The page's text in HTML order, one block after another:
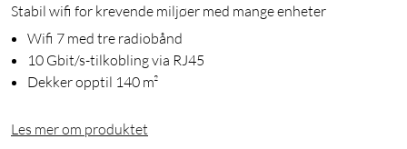
Stabil wifi for krevende miljøer med mange enheter
Wifi 7 med tre radiobånd
10 Gbit/s-tilkobling via RJ45
Dekker opptil 140 m²
Les mer om produktet